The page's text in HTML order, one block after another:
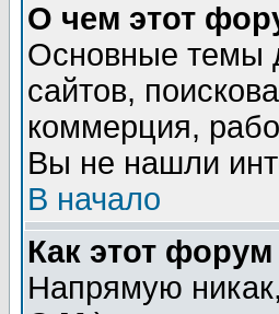
О чем этот
Основные темы
сайтов,
коммерция,
Вы не нашли
В начало
Как этот форум
Напрямую